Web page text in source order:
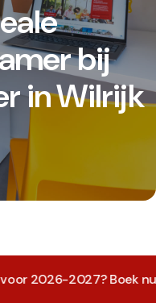
bij
in Wilrijk
2026-2027? Boek nu